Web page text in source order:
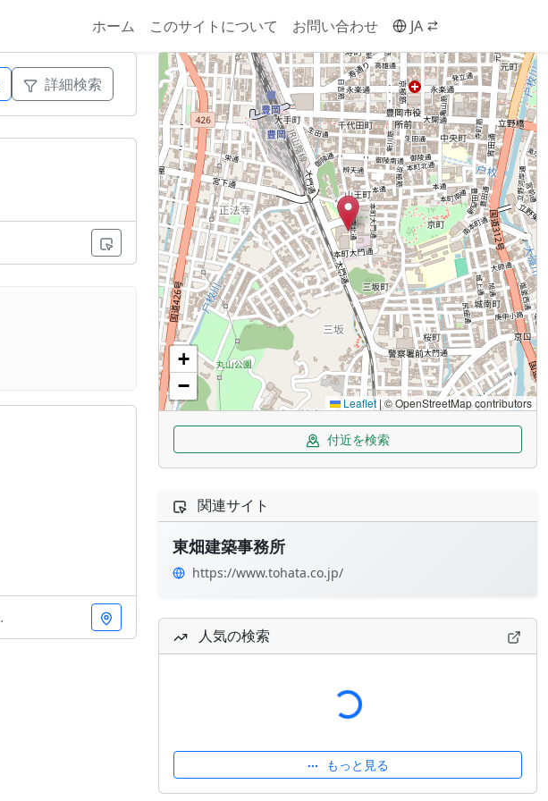
ホーム このサイトについて お問い合わせ JA
詳細検索
+
−
Leaflet |© OpenStreetMap contributors
付近を検索
関連サイト
東畑建築事務所
https://www.tohata.co.jp/
人気の検索 読み込み中...
もっと見る